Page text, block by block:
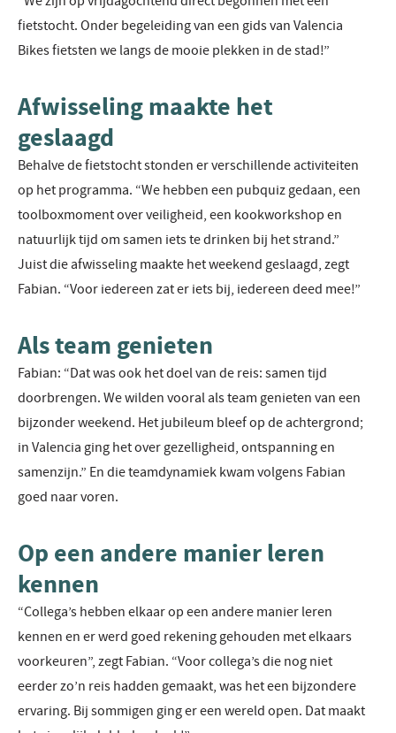
fietstocht. Onder begeleiding van een gids van Valencia
Bikes fietsten we langs de mooie plekken in de stad!”
Afwisseling maakte het
geslaagd
Behalve de fietstocht stonden er verschillende activiteiten
op het programma. “We hebben een pubquiz gedaan, een
toolboxmoment over veiligheid, een kookworkshop en
natuurlijk tijd om samen iets te drinken bij het strand.”
Juist die afwisseling maakte het weekend geslaagd, zegt
Fabian. “Voor iedereen zat er iets bij, iedereen deed mee!”
Als team genieten
Fabian: “Dat was ook het doel van de reis: samen tijd
doorbrengen. We wilden vooral als team genieten van een
bijzonder weekend. Het jubileum bleef op de achtergrond;
in Valencia ging het over gezelligheid, ontspanning en
samenzijn.” En die teamdynamiek kwam volgens Fabian
goed naar voren.
Op een andere manier leren
kennen
“Collega’s hebben elkaar op een andere manier leren
kennen en er werd goed rekening gehouden met elkaars
voorkeuren”, zegt Fabian. “Voor collega’s die nog niet
eerder zo’n reis hadden gemaakt, was het een bijzondere
ervaring. Bij sommigen ging er een wereld open. Dat maakt